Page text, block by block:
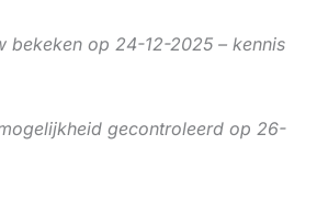
bekeken op 24-12-2025 – kennis
gecontroleerd op 26-